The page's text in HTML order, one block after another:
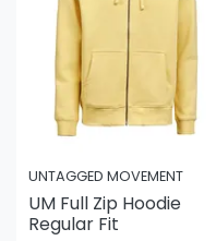
UNTAGGED MOVEMENT
UM Full Zip Hoodie
Regular Fit